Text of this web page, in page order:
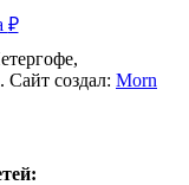
₽
создал: Morn